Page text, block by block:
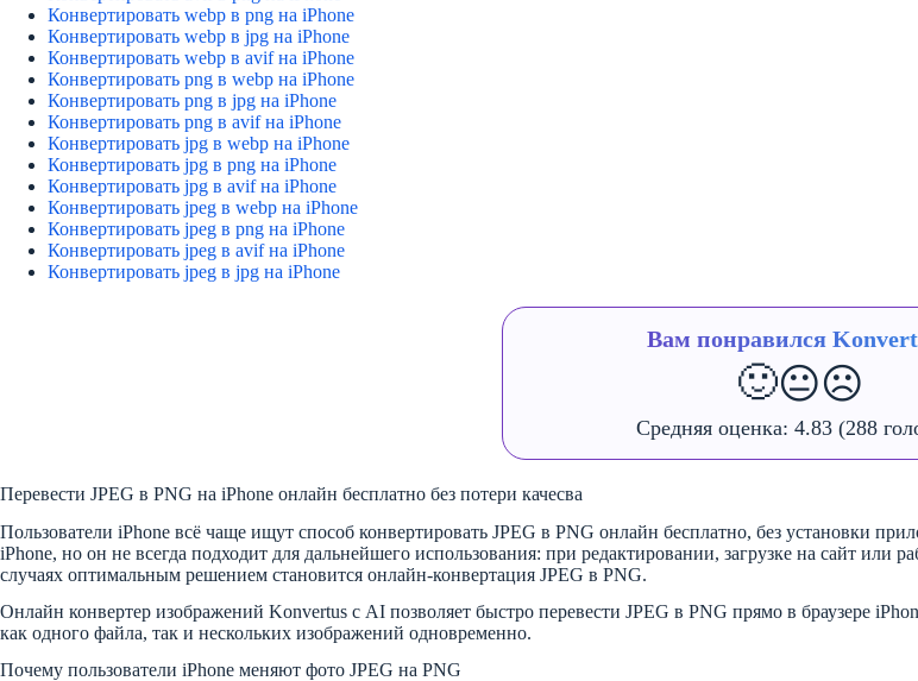
Конвертировать webp в png на iPhone
Конвертировать webp в jpg на iPhone
Конвертировать webp в avif на iPhone
Конвертировать png в webp на iPhone
Конвертировать png в jpg на iPhone
Конвертировать png в avif на iPhone
Конвертировать jpg в webp на iPhone
Конвертировать jpg в png на iPhone
Конвертировать jpg в avif на iPhone
Конвертировать jpeg в webp на iPhone
Конвертировать jpeg в png на iPhone
Конвертировать jpeg в avif на iPhone
Конвертировать jpeg в jpg на iPhone
Вам понравился
🙂😐☹️
Средняя оценка: 4.83 (288
Перевести JPEG в PNG на iPhone онлайн бесплатно без потери качесва
Пользователи iPhone всё чаще ищут способ конвертировать JPEG в PNG онлайн бесплатно, без установки
iPhone, но он не всегда подходит для дальнейшего использования: при редактировании, загрузке на сайт или
случаях оптимальным решением становится онлайн-конвертация JPEG в PNG.
Онлайн конвертер изображений Konvertus с AI позволяет быстро перевести JPEG в PNG прямо в браузере
как одного файла, так и нескольких изображений одновременно.
Почему пользователи iPhone меняют фото JPEG на PNG